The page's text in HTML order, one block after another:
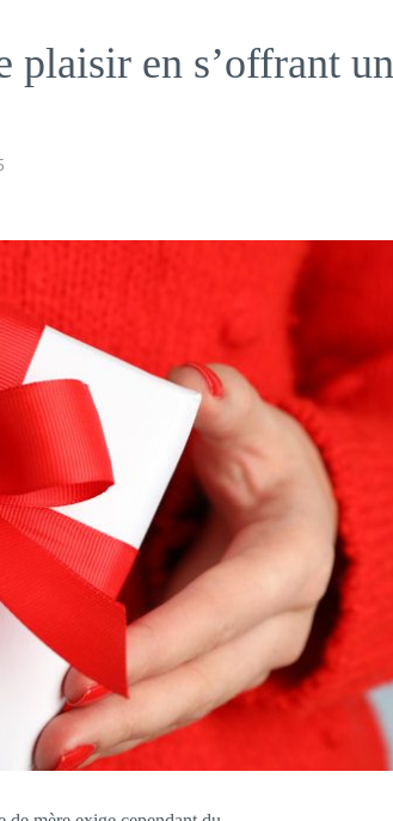
plaisir en s’offrant un